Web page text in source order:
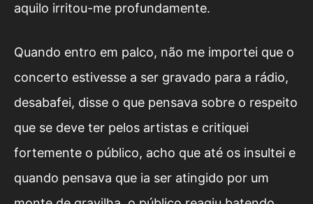
aquilo irritou-me profundamente.
Quando entro em palco, não me importei que o
concerto estivesse a ser gravado para a rádio,
desabafei, disse o que pensava sobre o respeito
que se deve ter pelos artistas e critiquei
fortemente o público, acho que até os insultei e
quando pensava que ia ser atingido por um